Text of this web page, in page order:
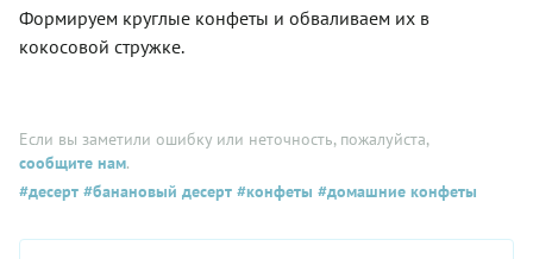
Формируем круглые конфеты и обваливаем их в
кокосовой стружке.
Если вы заметили ошибку или неточность, пожалуйста,
сообщите нам.
#десерт #банановый десерт #конфеты #домашние конфеты